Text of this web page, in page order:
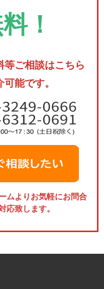
！
ご相談はこちら
能です。
ムよりお気軽にお問合
応致します。